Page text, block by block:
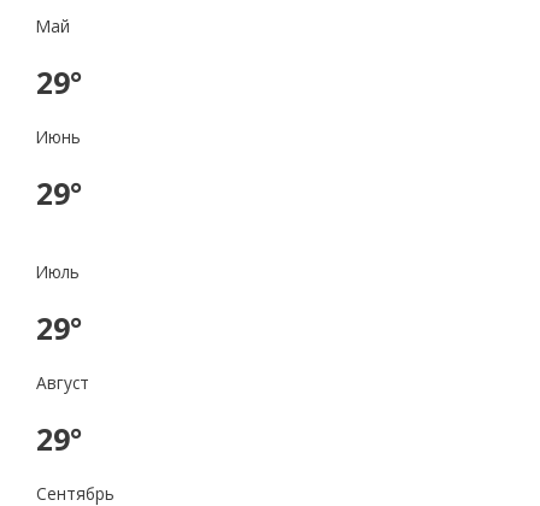
Май
29°
Июнь
29°
Июль
29°
Август
29°
Сентябрь